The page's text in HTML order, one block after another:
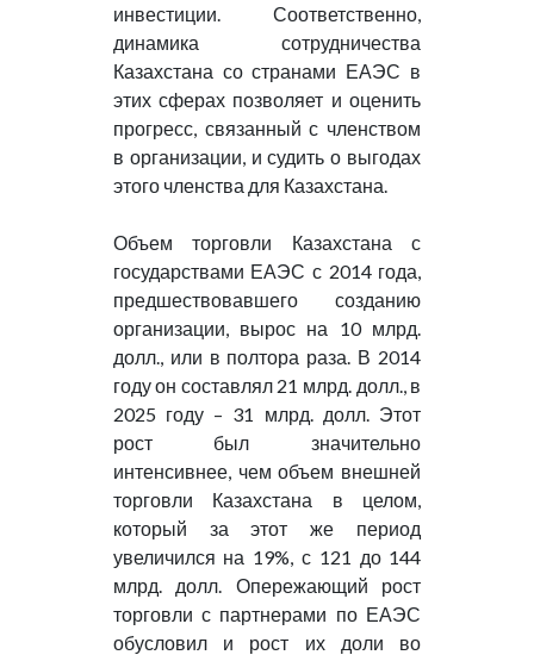
инвестиции. Соответственно,
динамика сотрудничества
Казахстана со странами ЕАЭС в
этих сферах позволяет и оценить
прогресс, связанный с членством
в организации, и судить о выгодах
этого членства для Казахстана.
Объем торговли Казахстана с
государствами ЕАЭС с 2014 года,
предшествовавшего созданию
организации, вырос на 10 млрд.
долл., или в полтора раза. В 2014
году он составлял 21 млрд. долл., в
2025 году – 31 млрд. долл. Этот
рост был значительно
интенсивнее, чем объем внешней
торговли Казахстана в целом,
который за этот же период
увеличился на 19%, с 121 до 144
млрд. долл. Опережающий рост
торговли с партнерами по ЕАЭС
обусловил и рост их доли во